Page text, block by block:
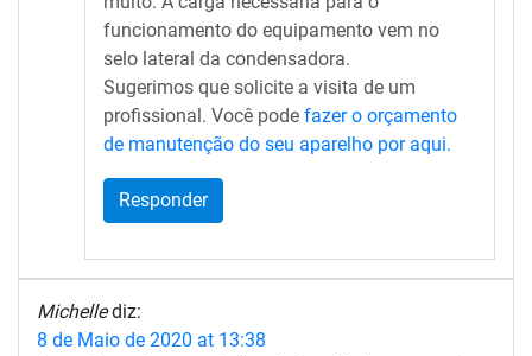
funcionamento do equipamento vem no
selo lateral da condensadora.
Sugerimos que solicite a visita de um
profissional. Você pode fazer o orçamento
de manutenção do seu aparelho por aqui.
Responder
Michelle diz:
8 de Maio de 2020 at 13:38